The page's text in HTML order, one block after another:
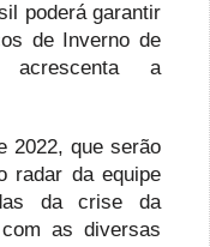
poderá garantir
de Inverno de
a
2022, que serão
radar da equipe
da crise da
as diversas